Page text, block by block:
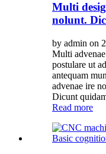
Multi
nolunt.
by admin on
Multi
postulare ut
antequam
advenae ire
Dicunt
Read more